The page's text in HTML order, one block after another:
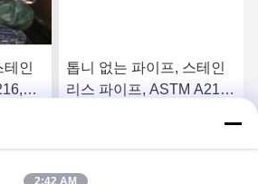
테인
으세요
톱니 없는 파이프, 스테인
리스 파이프, ASTM A213,
최상의 가격을 얻으세요
2:42 AM